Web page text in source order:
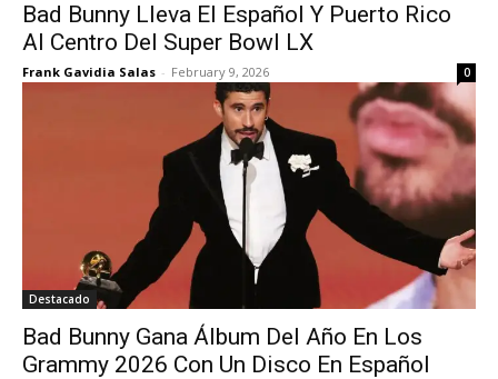
Bad Bunny Lleva El Español Y Puerto Rico
Al Centro Del Super Bowl LX
Frank Gavidia Salas - February 9, 2026 0
Destacado
Bad Bunny Gana Álbum Del Año En Los
Grammy 2026 Con Un Disco En Español